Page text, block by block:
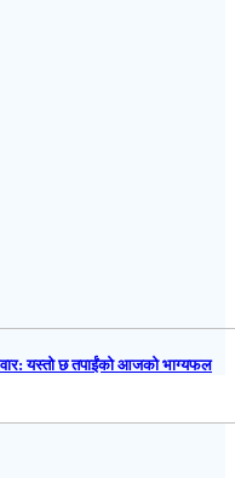
यस्तो छ तपाईंको आजको भाग्यफल